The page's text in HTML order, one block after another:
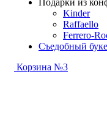
Подарки из
Kinder
Raffaello
Ferrero-
Съедобный
Корзина №3